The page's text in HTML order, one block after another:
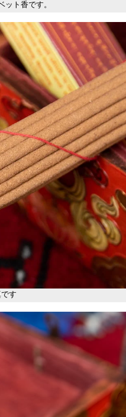
ット香です。
す